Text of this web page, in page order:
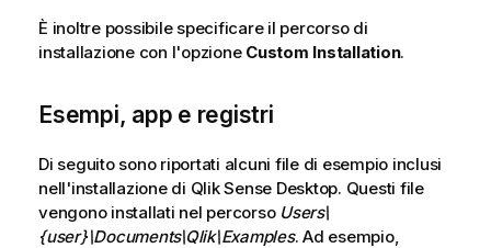
È inoltre possibile specificare il percorso di
installazione con l'opzione Custom Installation.
Esempi, app e registri
Di seguito sono riportati alcuni file di esempio inclusi
nell'installazione di Qlik Sense Desktop. Questi file
vengono installati nel percorso Users\
{user}\Documents\Qlik\Examples. Ad esempio,